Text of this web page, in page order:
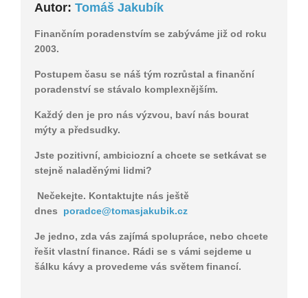
Autor: Tomáš Jakubík
Finančním poradenstvím se zabýváme již od roku
2003.
Postupem času se náš tým rozrůstal a finanční
poradenství se stávalo komplexnějším.
Každý den je pro nás výzvou, baví nás bourat
mýty a předsudky.
Jste pozitivní, ambiciozní a chcete se setkávat se
stejně naladěnými lidmi?
Nečekejte. Kontaktujte nás ještě
dnes poradce@tomasjakubik.cz
Je jedno, zda vás zajímá spolupráce, nebo chcete
řešit vlastní finance. Rádi se s vámi sejdeme u
šálku kávy a provedeme vás světem financí.